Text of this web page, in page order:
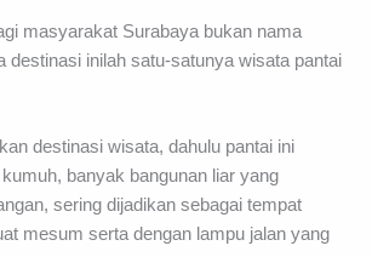
masyarakat Surabaya bukan nama
destinasi inilah satu-satunya wisata pantai
destinasi wisata, dahulu pantai ini
banyak bangunan liar yang
sering dijadikan sebagai tempat
mesum serta dengan lampu jalan yang